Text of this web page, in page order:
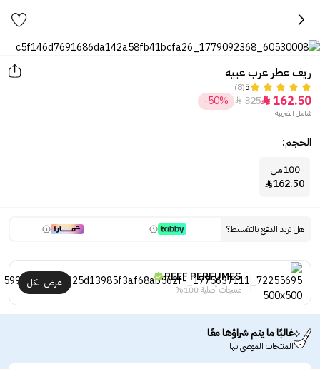
ريف عطر عرب عبيه
5
(8)
162.50

325

-50%
شامل الضريبة
الحجم:
100مل
162.50

هل تريد الدفع بالتقسيط؟
REEF PERFUMES
منتجات أصلية 100%
عرض الكل
غالبًا ما يتم شراؤها معًا
المنتجات الموصى بها